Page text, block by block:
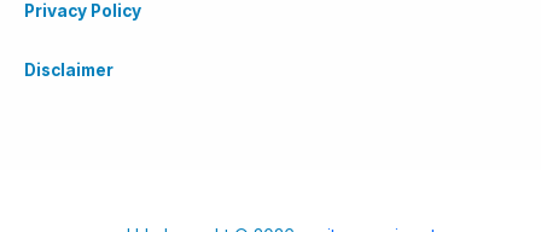
Privacy Policy
Disclaimer